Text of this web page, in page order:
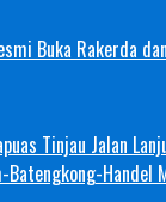
Buka Rakerda
Tinjau Jalan
Batengkong-Handel